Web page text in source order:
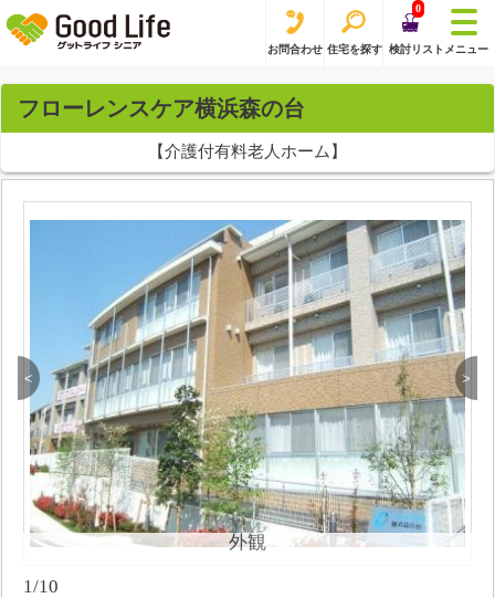
お問合わせ 住宅を探す
0
検討リスト メニュー
フローレンスケア横浜森の台
【介護付有料老人ホーム】
<
外観
>
1/10